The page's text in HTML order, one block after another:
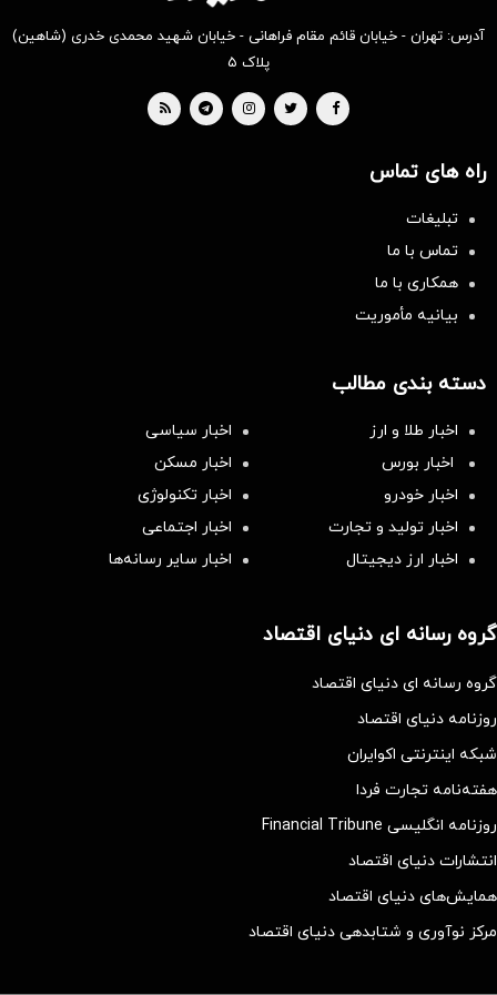
آدرس: تهران - خیابان قائم مقام فراهانی - خیابان شهید محمدی خدری (شاهین)
پلاک ۵
راه های تماس
تبلیغات
تماس با ما
همکاری با ما
بیانیه مأموریت
دسته بندی مطالب
اخبار طلا و ارز
اخبار سیاسی
اخبار بورس
اخبار مسکن
اخبار خودرو
اخبار تکنولوژی
اخبار تولید و تجارت
اخبار اجتماعی
اخبار ارز دیجیتال
اخبار سایر رسانه‌‌ها
گروه رسانه ای دنیای اقتصاد
گروه رسانه ای دنیای اقتصاد
روزنامه دنیای اقتصاد
شبکه اینترنتی اکوایران
هفته‌نامه تجارت فردا
روزنامه انگلیسی Financial Tribune
انتشارات دنیای اقتصاد
همایش‌های دنیای اقتصاد
مرکز نوآوری و شتابدهی دنیای اقتصاد